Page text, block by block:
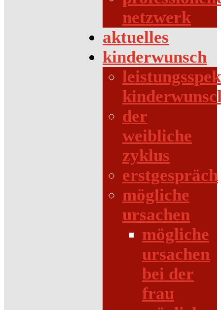
netzwerk
aktuelles
kinderwunsch
der
weibliche
zyklus
erstgespräch
mögliche
ursachen
mögliche
ursachen
bei der
frau